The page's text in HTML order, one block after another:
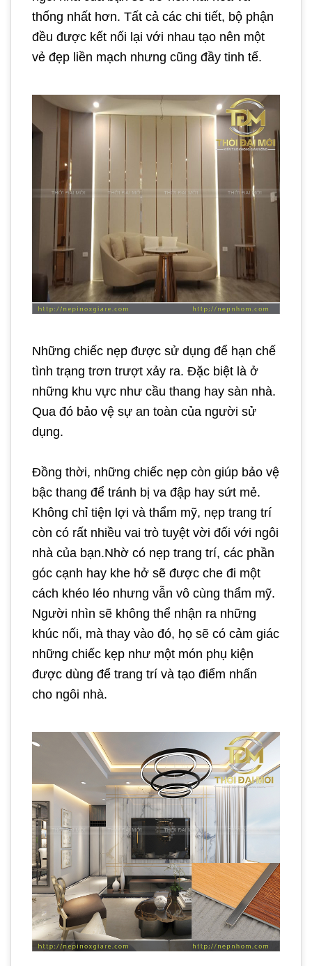
thống nhất hơn. Tất cả các chi tiết, bộ phận
đều được kết nối lại với nhau tạo nên một
vẻ đẹp liền mạch nhưng cũng đầy tinh tế.
Những chiếc nẹp được sử dụng để hạn chế
tình trạng trơn trượt xảy ra. Đặc biệt là ở
những khu vực như cầu thang hay sàn nhà.
Qua đó bảo vệ sự an toàn của người sử
dụng.
Đồng thời, những chiếc nẹp còn giúp bảo vệ
bậc thang để tránh bị va đập hay sứt mẻ.
Không chỉ tiện lợi và thẩm mỹ, nẹp trang trí
còn có rất nhiều vai trò tuyệt vời đối với ngôi
nhà của bạn.Nhờ có nẹp trang trí, các phần
góc cạnh hay khe hở sẽ được che đi một
cách khéo léo nhưng vẫn vô cùng thẩm mỹ.
Người nhìn sẽ không thể nhận ra những
khúc nối, mà thay vào đó, họ sẽ có cảm giác
những chiếc kẹp như một món phụ kiện
được dùng để trang trí và tạo điểm nhấn
cho ngôi nhà.